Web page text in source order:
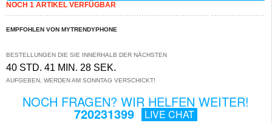
NOCH 1 ARTIKEL VERFÜGBAR
EMPFOHLEN VON MYTRENDYPHONE
BESTELLUNGEN DIE SIE INNERHALB DER NÄCHSTEN
40 STD. 41 MIN. 28 SEK.
AUFGEBEN, WERDEN AM SONNTAG VERSCHICKT!
NOCH FRAGEN? WIR HELFEN WEITER!
720231399 LIVE CHAT